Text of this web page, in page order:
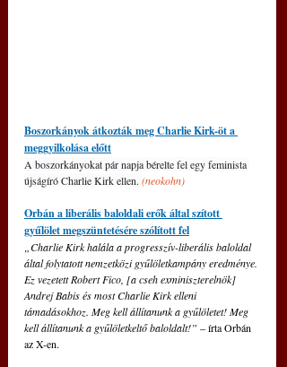
Boszorkányok átkozták meg Charlie Kirk-öt a
meggyilkolása előtt
A boszorkányokat pár napja bérelte fel egy feminista
újságíró Charlie Kirk ellen. (neokohn)
Orbán a liberális baloldali erők által szított
gyűlölet megszüntetésére szólított fel
„Charlie Kirk halála a progresszív-liberális baloldal
által folytatott nemzetközi gyűlöletkampány eredménye.
Ez vezetett Robert Fico, [a cseh exminiszterelnök]
Andrej Babis és most Charlie Kirk elleni
támadásokhoz. Meg kell állítanunk a gyűlöletet! Meg
kell állítanunk a gyűlöletkeltő baloldalt!” – írta Orbán
az X-en.